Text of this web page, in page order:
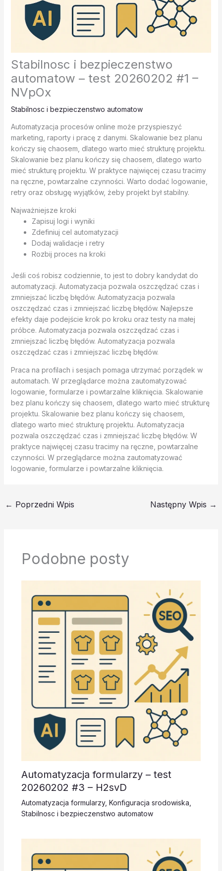
Stabilnosc i bezpieczenstwo
automatow – test 20260202 #1 –
NVpOx
Stabilnosc i bezpieczenstwo automatow
Automatyzacja procesów online może przyspieszyć
marketing, raporty i pracę z danymi. Skalowanie bez planu
kończy się chaosem, dlatego warto mieć strukturę projektu.
Skalowanie bez planu kończy się chaosem, dlatego warto
mieć strukturę projektu. W praktyce najwięcej czasu tracimy
na ręczne, powtarzalne czynności. Warto dodać logowanie,
retry oraz obsługę wyjątków, żeby projekt był stabilny.
Najważniejsze kroki
Zapisuj logi i wyniki
Zdefiniuj cel automatyzacji
Dodaj walidacje i retry
Rozbij proces na kroki
Jeśli coś robisz codziennie, to jest to dobry kandydat do
automatyzacji. Automatyzacja pozwala oszczędzać czas i
zmniejszać liczbę błędów. Automatyzacja pozwala
oszczędzać czas i zmniejszać liczbę błędów. Najlepsze
efekty daje podejście krok po kroku oraz testy na małej
próbce. Automatyzacja pozwala oszczędzać czas i
zmniejszać liczbę błędów. Automatyzacja pozwala
oszczędzać czas i zmniejszać liczbę błędów.
Praca na profilach i sesjach pomaga utrzymać porządek w
automatach. W przeglądarce można zautomatyzować
logowanie, formularze i powtarzalne kliknięcia. Skalowanie
bez planu kończy się chaosem, dlatego warto mieć strukturę
projektu. Skalowanie bez planu kończy się chaosem,
dlatego warto mieć strukturę projektu. Automatyzacja
pozwala oszczędzać czas i zmniejszać liczbę błędów. W
praktyce najwięcej czasu tracimy na ręczne, powtarzalne
czynności. W przeglądarce można zautomatyzować
logowanie, formularze i powtarzalne kliknięcia.
← Poprzedni Wpis Następny Wpis →
Podobne posty
Automatyzacja formularzy – test
20260202 #3 – H2svD
Automatyzacja formularzy, Konfiguracja srodowiska
Stabilnosc i bezpieczenstwo automatow